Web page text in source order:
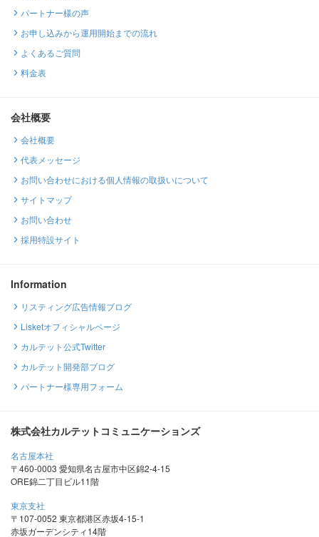
パートナー様の声
お申し込みから運用開始までの流れ
よくあるご質問
料金表
会社概要
会社概要
代表メッセージ
お問い合わせにおける個人情報の取扱いについて
サイトマップ
お問い合わせ
採用特設サイト
Information
リスティング広告情報ブログ
Lisketオフィシャルページ
カルテット公式Twitter
カルテット開発部ブログ
パートナー様専用フォーム
株式会社カルテットコミュニケーションズ
名古屋本社
〒460-0003 愛知県名古屋市中区錦2-4-15
ORE錦二丁目ビル11階
東京支社
〒107-0052 東京都港区赤坂4-15-1
赤坂ガーデンシティ14階